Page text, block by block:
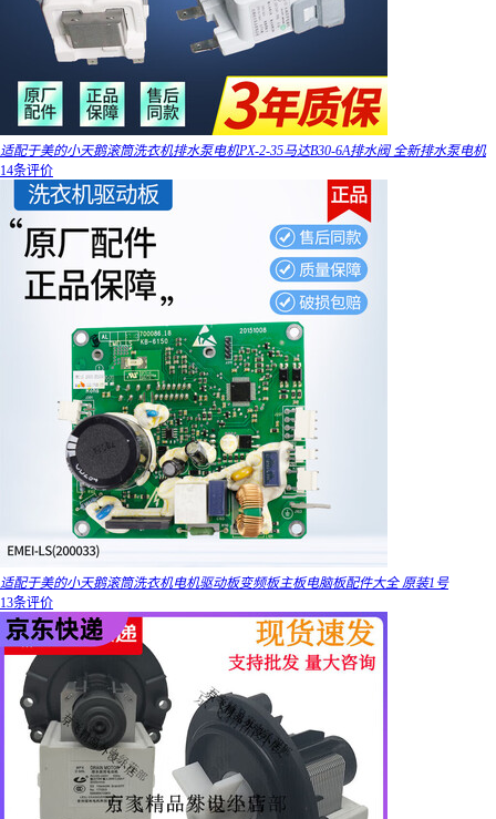
适配于美的小天鹅滚筒洗衣机排水泵电机PX-2-35马达B30-6A排水阀 全新排水泵电机
14条评价
适配于美的小天鹅滚筒洗衣机电机驱动板变频板主板电脑板配件大全 原装1号
13条评价